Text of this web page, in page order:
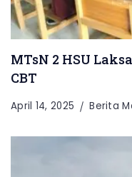
MTsN 2 HSU
CBT
April 14, 2025 Berita